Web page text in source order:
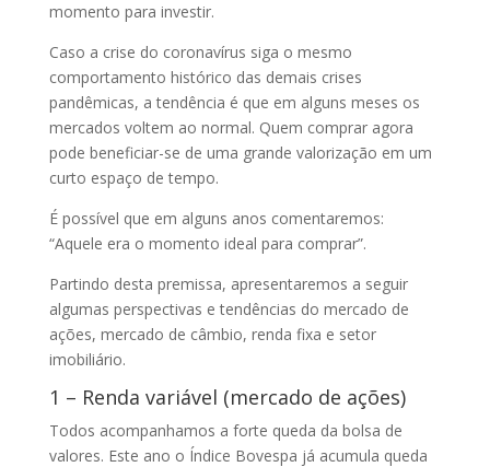
momento para investir.
Caso a crise do coronavírus siga o mesmo
comportamento histórico das demais crises
pandêmicas, a tendência é que em alguns meses os
mercados voltem ao normal. Quem comprar agora
pode beneficiar-se de uma grande valorização em um
curto espaço de tempo.
É possível que em alguns anos comentaremos:
“Aquele era o momento ideal para comprar”.
Partindo desta premissa, apresentaremos a seguir
algumas perspectivas e tendências do mercado de
ações, mercado de câmbio, renda fixa e setor
imobiliário.
1 – Renda variável (mercado de ações)
Todos acompanhamos a forte queda da bolsa de
valores. Este ano o Índice Bovespa já acumula queda